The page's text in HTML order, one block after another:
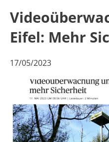
Eifel: Mehr
17/05/2023